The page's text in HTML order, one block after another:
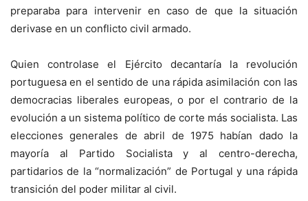
preparaba para intervenir en caso de que la situación
derivase en un conflicto civil armado.
Quien controlase el Ejército decantaría la revolución
portuguesa en el sentido de una rápida asimilación con las
democracias liberales europeas, o por el contrario de la
evolución a un sistema político de corte más socialista. Las
elecciones generales de abril de 1975 habían dado la
mayoría al Partido Socialista y al centro-derecha,
partidarios de la “normalización” de Portugal y una rápida
transición del poder militar al civil.